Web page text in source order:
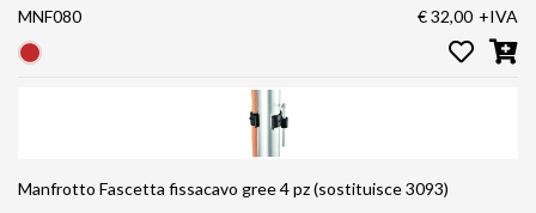
MNF080 € 32,00 +IVA
Manfrotto Fascetta fissacavo gree 4 pz (sostituisce 3093)